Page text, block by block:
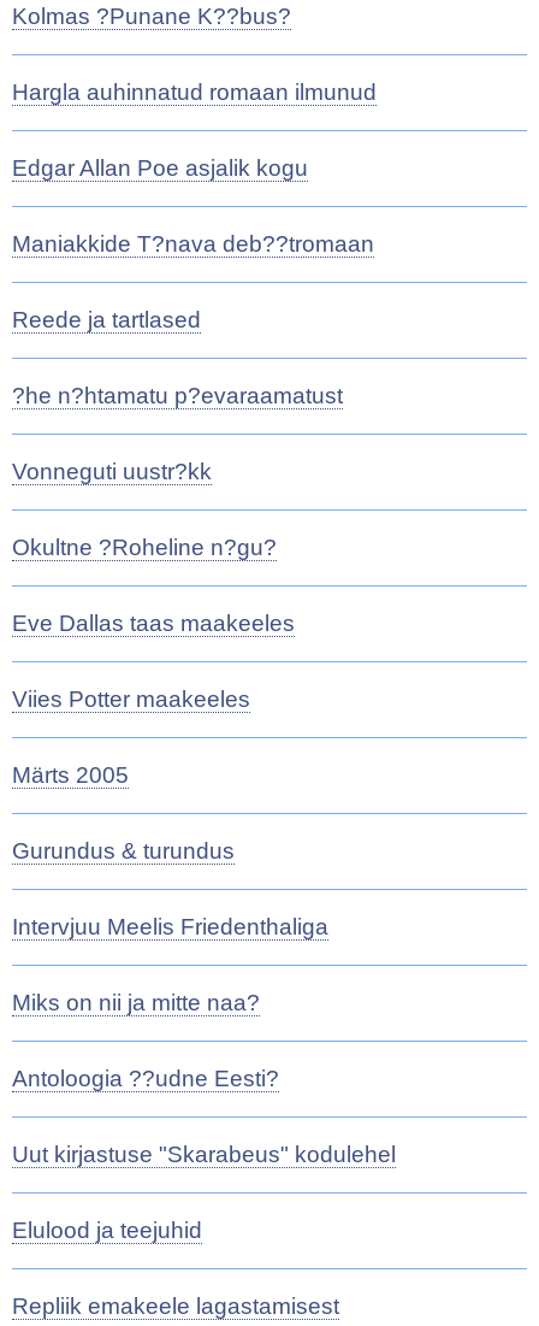
Kolmas ?Punane K??bus?
Hargla auhinnatud romaan ilmunud
Edgar Allan Poe asjalik kogu
Maniakkide T?nava deb??tromaan
Reede ja tartlased
?he n?htamatu p?evaraamatust
Vonneguti uustr?kk
Okultne ?Roheline n?gu?
Eve Dallas taas maakeeles
Viies Potter maakeeles
Märts 2005
Gurundus & turundus
Intervjuu Meelis Friedenthaliga
Miks on nii ja mitte naa?
Antoloogia ??udne Eesti?
Uut kirjastuse "Skarabeus" kodulehel
Elulood ja teejuhid
Repliik emakeele lagastamisest